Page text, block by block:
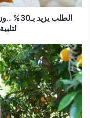
الطلب